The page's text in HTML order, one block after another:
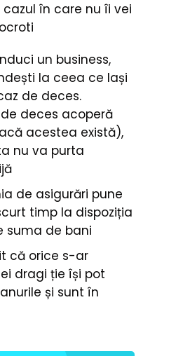
în care nu îi vei
un business,
la ceea ce lași
de deces.
deces acoperă
acestea există),
nu va purta
de asigurări pune
timp la dispoziția
suma de bani
că orice s-ar
dragi ție își pot
și sunt în